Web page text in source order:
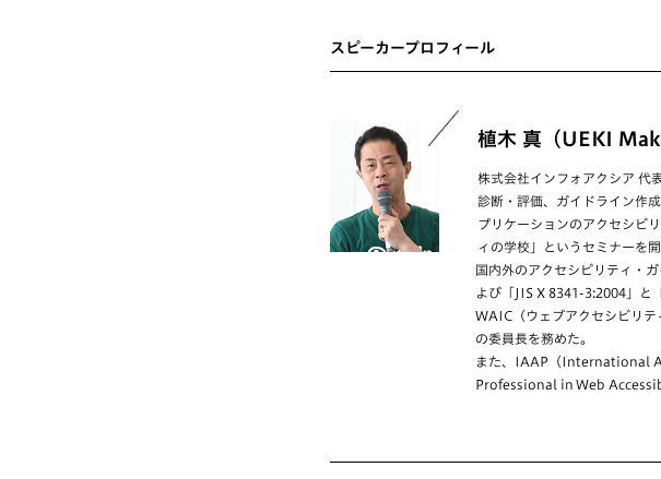
スピーカープロフィール
植木 真（UEKI
株式会社インフォアクシア 代
診断・評価、ガイドライン作
プリケーションのアクセシビ
ィの学校」というセミナーを開
国内外のアクセシビリティ・
よび「JIS X 8341-3:2004」と
WAIC（ウェブアクセシビリ
の委員長を務めた。
また、IAAP（International
Professional in Web